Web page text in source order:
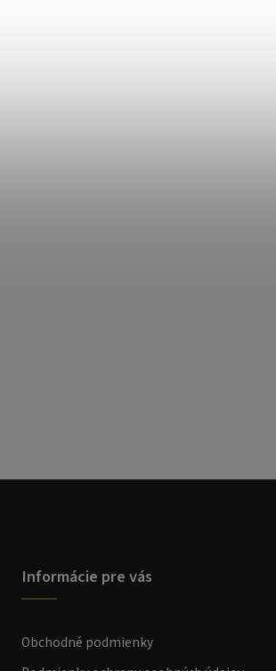
Informácie pre vás
Obchodné podmienky